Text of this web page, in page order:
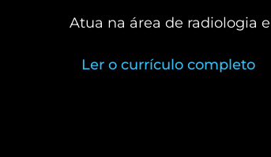
Atua na área de radiologia
Ler o currículo completo